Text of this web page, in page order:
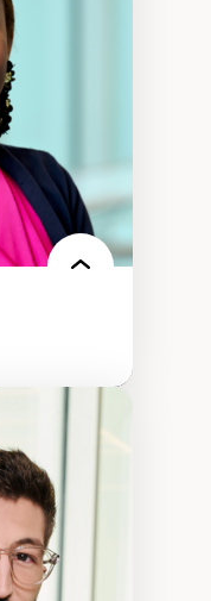
dans une
care
des
innovantes
la formation